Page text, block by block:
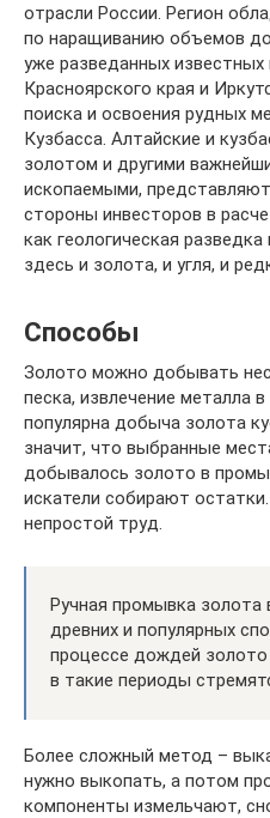
отрасли России. Регион
по наращиванию объемов
уже разведанных
Красноярского края и
поиска и освоения рудных
Кузбасса. Алтайские и
золотом и другими
ископаемыми,
стороны инвесторов в
как геологическая
здесь и золота, и угля, и
Способы
Золото можно добывать
песка, извлечение металла
популярна добыча золота
значит, что выбранные
добывалось золото в
искатели собирают
непростой труд.
Ручная промывка
древних и популярных
процессе дождей золото
в такие периоды
Более сложный метод –
нужно выкопать, а потом
компоненты измельчают,